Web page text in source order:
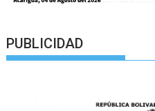
PUBLICIDAD